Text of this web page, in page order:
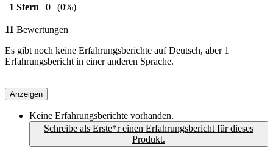
1 Stern
0 (0%)
11 Bewertungen
Es gibt noch keine Erfahrungsberichte auf Deutsch, aber 1
Erfahrungsbericht in einer anderen Sprache.
Anzeigen
Keine Erfahrungsberichte vorhanden.
Schreibe als Erste*r einen Erfahrungsbericht für dieses
Produkt.